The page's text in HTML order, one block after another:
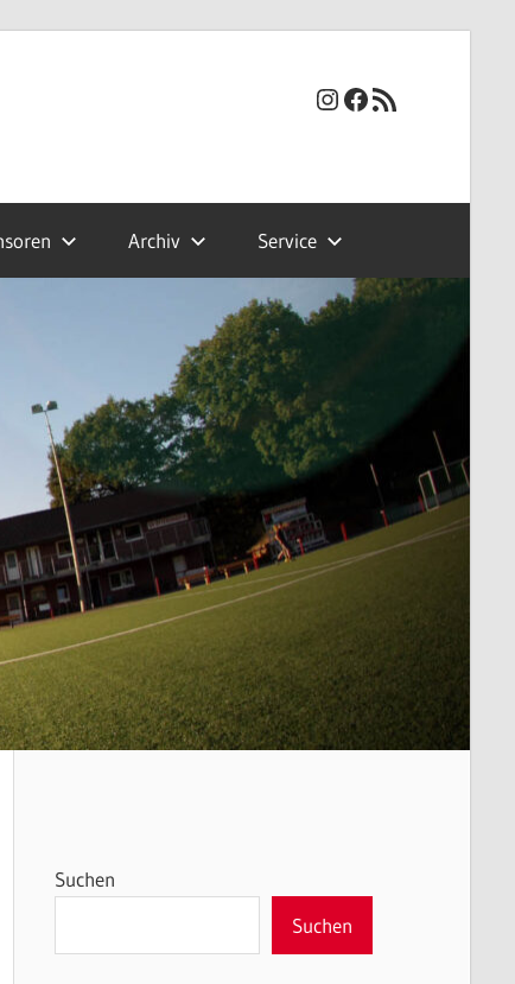
Instagram
Facebook
RSS-Feed
Archiv Service
Suchen
Suchen